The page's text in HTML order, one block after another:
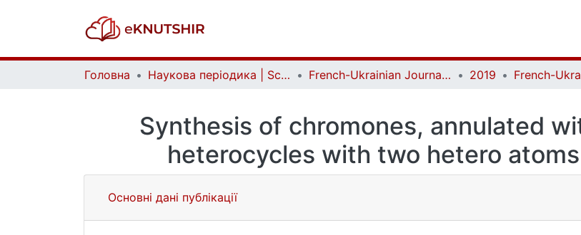
Головна Наукова періодика | Scientific periodicals French-Ukrainian Journal of Chemistry 2019
Synthesis of chromones, annulated
heterocycles with two hetero
Основні дані публікації